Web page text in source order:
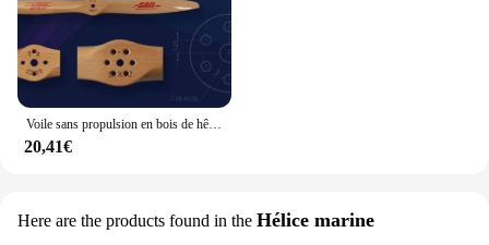
Voile sans propulsion en bois de hêtre pour moteur à essence, avion, toutes sortes de tailles, 23, 24, 25, 26, 27, 28 pouces
20,41€
Here are the products found in the Hélice marine